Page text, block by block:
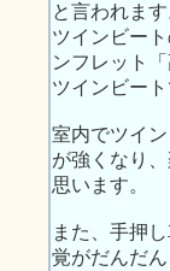
と言われます
ツインビー
ンフレット
ツインビー
室内でツイ
が強くなり
思います。
また、手押
覚がだんだ